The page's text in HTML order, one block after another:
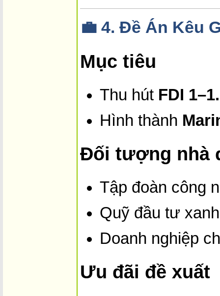
💼 4. Đề Án Kêu
Mục tiêu
Thu hút FDI
Hình thành
Đối tượng nhà
Tập đoàn công
Quỹ đầu tư
Doanh nghiệp
Ưu đãi đề xuất